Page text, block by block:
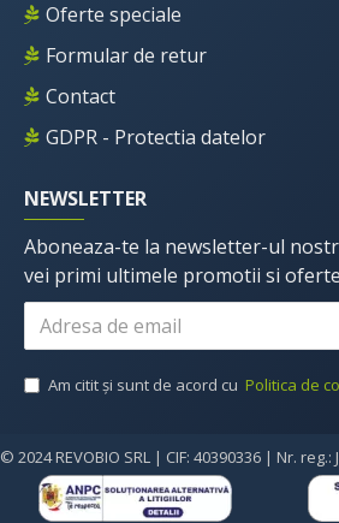
Oferte speciale
Formular de retur
Contact
GDPR - Protectia datelor
NEWSLETTER
Aboneaza-te la newsletter-ul
vei primi ultimele promotii si oferte
Am citit şi sunt de acord cu Politica de
© 2024 REVOBIO SRL | CIF: 40390336 | Nr.